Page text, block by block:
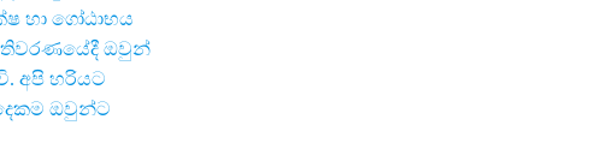
හා ගෝඨාභය
ඔවුන්
අපි හරියට
ඔවුන්ට